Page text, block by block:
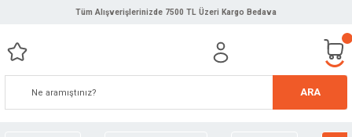
Tüm Alışverişlerinizde 7500 TL Üzeri Kargo Bedava
ARA